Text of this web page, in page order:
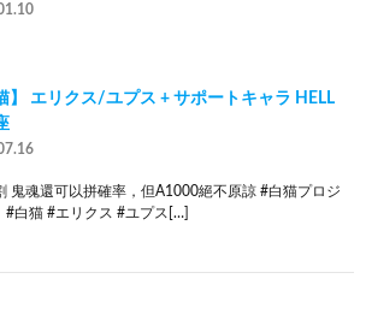
】 エリクス/ユプス + サポートキャラ HELL
鬼魂還可以拼確率，但A1000絕不原諒 #白猫プロジ
#白猫 #エリクス #ユプス[…]